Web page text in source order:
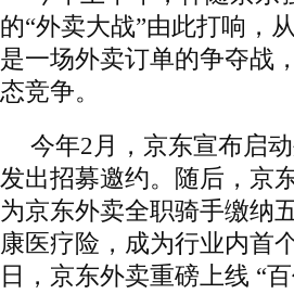
的“外卖大战”由此打响，
是一场外卖订单的争夺战
态竞争。
今年2月，京东宣布启
发出招募邀约。随后，京
为京东外卖全职骑手缴纳
康医疗险，成为行业内首
日，京东外卖重磅上线 “